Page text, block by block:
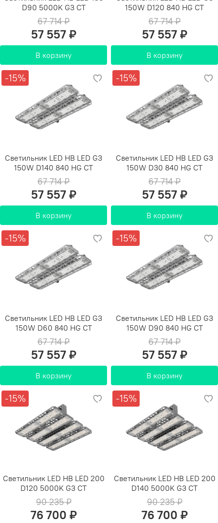
D90 5000K G3 СТ
67 714 ₽
57 557 ₽
В корзину
150W D120 840 HG СТ
67 714 ₽
57 557 ₽
В корзину
-15%
Светильник LED HB LED G3
150W D140 840 HG СТ
67 714 ₽
57 557 ₽
В корзину
-15%
Светильник LED HB LED G3
150W D30 840 HG СТ
67 714 ₽
57 557 ₽
В корзину
-15%
Светильник LED HB LED G3
150W D60 840 HG СТ
67 714 ₽
57 557 ₽
В корзину
-15%
Светильник LED HB LED G3
150W D90 840 HG СТ
67 714 ₽
57 557 ₽
В корзину
-15%
Светильник LED HB LED 200
D120 5000K G3 СТ
90 235 ₽
76 700 ₽
-15%
Светильник LED HB LED 200
D140 5000K G3 СТ
90 235 ₽
76 700 ₽